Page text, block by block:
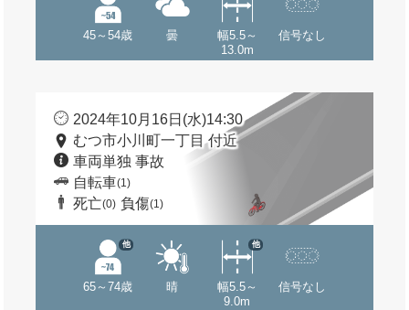
45～54歳 曇
幅5.5～
13.0m
信号なし
2024年10月16日(水)14:30
むつ市小川町一丁目 付近
車両単独 事故
自転車(1)
死亡(0) 負傷(1)
65～74歳
他
晴
幅5.5～
9.0m
他
信号なし